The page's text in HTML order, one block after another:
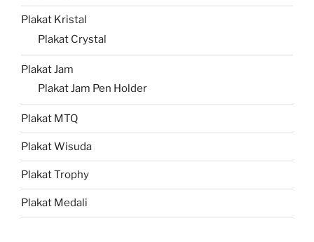
Plakat Kristal
Plakat Crystal
Plakat Jam
Plakat Jam Pen Holder
Plakat MTQ
Plakat Wisuda
Plakat Trophy
Plakat Medali